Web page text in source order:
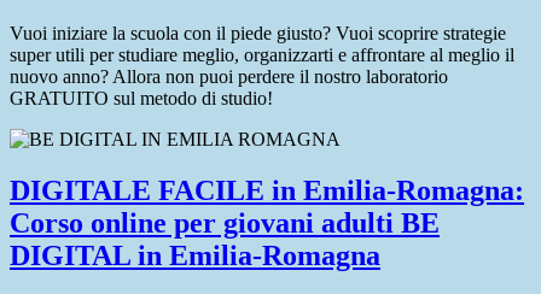
Vuoi iniziare la scuola con il piede giusto? Vuoi scoprire strategie
super utili per studiare meglio, organizzarti e affrontare al meglio il
nuovo anno? Allora non puoi perdere il nostro laboratorio
GRATUITO sul metodo di studio!
DIGITALE FACILE in Emilia-Romagna:
Corso online per giovani adulti BE
DIGITAL in Emilia-Romagna